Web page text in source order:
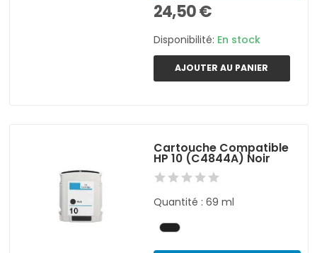
24,50 €
Disponibilité: En stock
AJOUTER AU PANIER
Cartouche Compatible
HP 10 (C4844A) Noir
Quantité : 69 ml